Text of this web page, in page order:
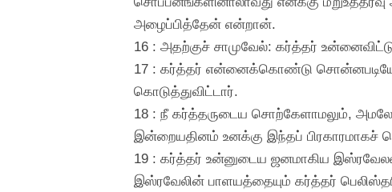
அழைப்பித்தேன் என்றான்.
16 : அதற்குச் சாமுவேல்: கர்த்தர்
17 : கர்த்தர் என்னைக்கொண்டு சொன்னபடியே
கொடுத்துவிட்டார்.
18 : நீ கர்த்தருடைய சொற்கேளாமலும்,
இன்றையதினம் உனக்கு இந்தப் பிரகாரமாகச்
19 : கர்த்தர் உன்னுடைய ஜனமாகிய
இஸ்ரவேலின் பாளயத்தையும் கர்த்தர்